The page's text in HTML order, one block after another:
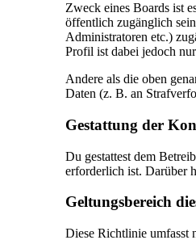
Zweck eines Boards ist
öffentlich zugänglich
Administratoren etc.)
Profil ist dabei jedoch
Andere als die oben
Daten (z. B. an
Gestattung der
Du gestattest dem
erforderlich ist. Darüber
Geltungsbereich
Diese Richtlinie umfasst